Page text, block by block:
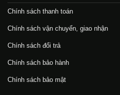
Chính sách thanh toán
Chính sách vận chuyển, giao nhận
Chính sách đổi trả
Chính sách bảo hành
Chính sách bảo mật